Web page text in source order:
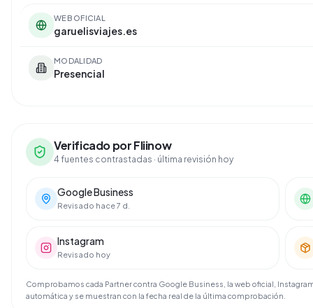
WEB OFICIAL
garuelisviajes.es
MODALIDAD
Presencial
Verificado por Fliinow
4 fuentes contrastadas · última revisión hoy
Google Business
Revisado hace 7 d.
Instagram
Revisado hoy
Comprobamos cada Partner contra Google Business, la web oficial,
automática y se muestran con la fecha real de la última comprobación.